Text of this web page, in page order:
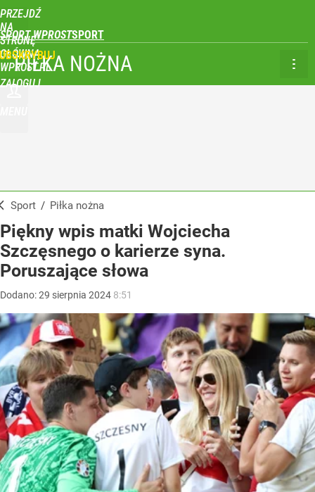
PRZEJDŹ
NA
STRONĘ
GŁÓWNĄ
WPROST.PL
SPORT WPROST
ZALOGUJ
PIŁKA NOŻNA
Sport / Piłka nożna
Piękny wpis matki Wojciecha
Szczęsnego o karierze syna.
Poruszające słowa
Dodano:29 sierpnia 2024 8:51